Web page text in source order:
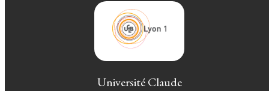
Université Claude